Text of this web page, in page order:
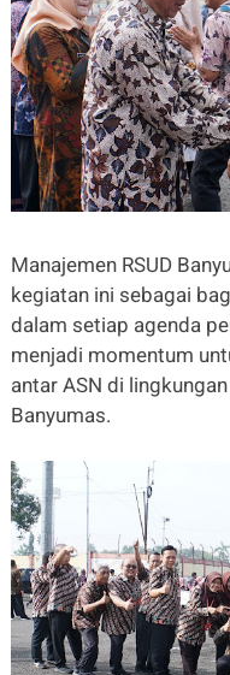
Manajemen RSUD
kegiatan ini sebagai
dalam setiap agenda
menjadi momentum
antar ASN di
Banyumas.